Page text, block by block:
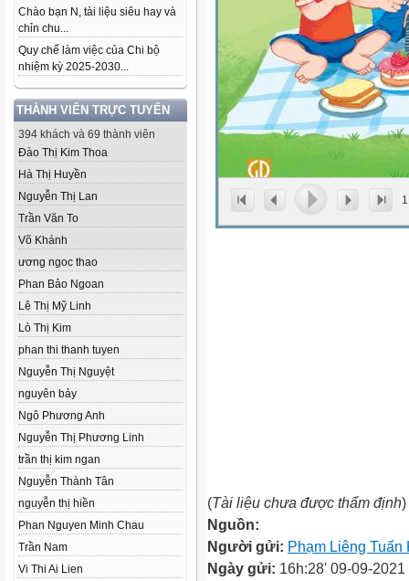
Chào bạn N, tài liệu siêu hay và
chỉn chu...
Quy chế làm việc của Chi bộ
nhiệm kỳ 2025-2030...
THÀNH VIÊN TRỰC TUYẾN
394 khách và 69 thành viên
Đào Thị Kim Thoa
Hà Thị Huyền
Nguyễn Thị Lan
Trần Văn To
Võ Khánh
ương ngoc thao
Phan Bảo Ngoan
Lê Thị Mỹ Linh
Lò Thị Kim
phan thi thanh tuyen
Nguyễn Thị Nguyệt
nguyên bảy
Ngô Phương Anh
Nguyễn Thị Phương Linh
trần thị kim ngan
Nguyễn Thành Tân
nguyễn thị hiền
Phan Nguyen Minh Chau
Trần Nam
Vi Thi Ai Lien
1
(Tài liệu chưa được thẩm định)
Nguồn:
Người gửi: Phạm Liêng Tuấn
Ngày gửi: 16h:28' 09-09-2021